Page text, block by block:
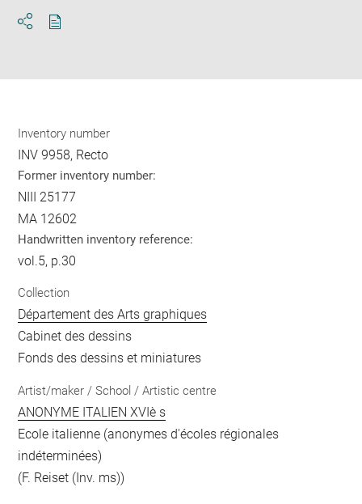
Inventory number
INV 9958, Recto
Former inventory number:
NIII 25177
MA 12602
Handwritten inventory reference:
vol.5, p.30
Collection
Département des Arts graphiques
Cabinet des dessins
Fonds des dessins et miniatures
Artist/maker / School / Artistic centre
ANONYME ITALIEN XVIè s
Ecole italienne (anonymes d'écoles régionales
indéterminées)
(F. Reiset (Inv. ms))